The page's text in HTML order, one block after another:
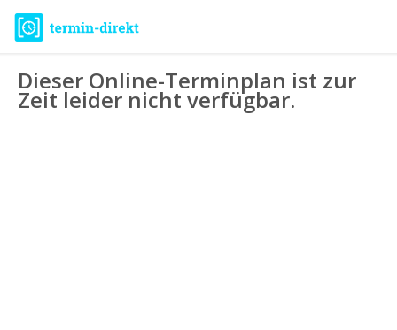
Dieser Online-Terminplan ist zur
Zeit leider nicht verfügbar.